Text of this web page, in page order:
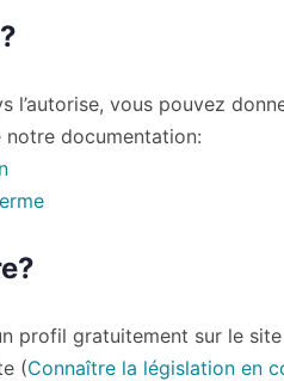
l’autorise, vous pouvez
documentation:
profil gratuitement sur le
(Connaître la législation en